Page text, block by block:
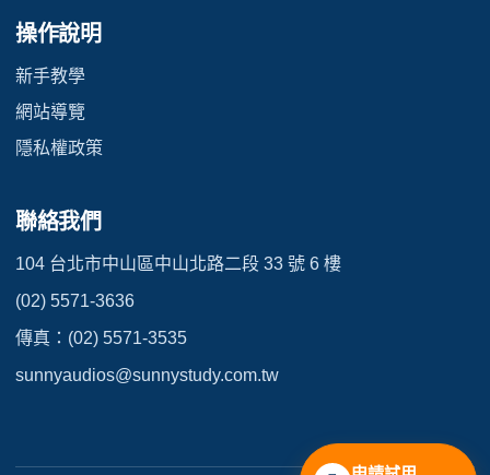
操作說明
新手教學
網站導覽
隱私權政策
聯絡我們
104 台北市中山區中山北路二段 33 號 6 樓
(02) 5571-3636
傳真：(02) 5571-3535
sunnyaudios@sunnystudy.com.tw